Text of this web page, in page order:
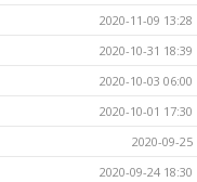
2020-11-09 13:28
2020-10-31 18:39
2020-10-03 06:00
2020-10-01 17:30
2020-09-25
2020-09-24 18:30